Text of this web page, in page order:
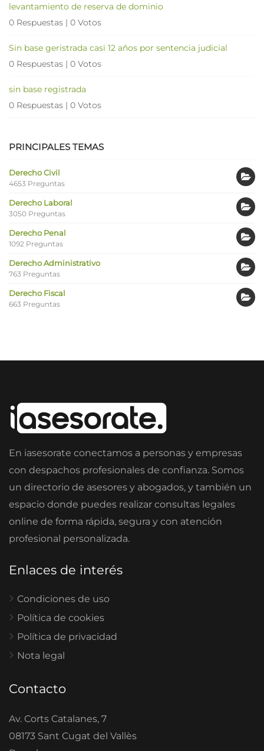
levantamiento de reserva de dominio
0 Respuestas | 0 Votos
Sin base geristrada casi 12 años por sentencia judicial
0 Respuestas | 0 Votos
sin base registrada
0 Respuestas | 0 Votos
PRINCIPALES TEMAS
Derecho Civil
4653 Preguntas
Derecho Laboral
3050 Preguntas
Derecho Penal
1092 Preguntas
Derecho Administrativo
763 Preguntas
Derecho Fiscal
663 Preguntas
En iasesorate conectamos a personas y empresas
con despachos profesionales de confianza. Somos
un directorio de asesores y abogados, y también un
espacio donde puedes realizar consultas legales
online de forma rápida, segura y con atención
profesional personalizada.
Enlaces de interés
Condiciones de uso
Política de cookies
Política de privacidad
Nota legal
Contacto
Av. Corts Catalanes, 7
08173 Sant Cugat del Vallès